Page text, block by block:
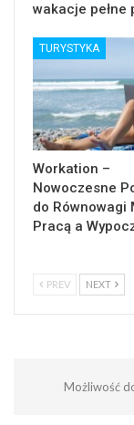
wakacje pełne
TURYSTYKA
Workation –
Nowoczesne
do Równowagi
Pracą a
PREV NEXT
Możliwość